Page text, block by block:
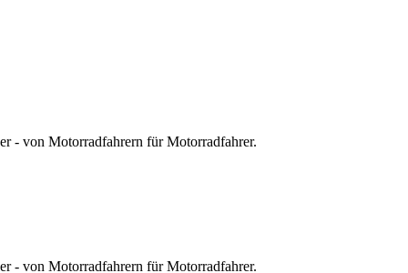
- von Motorradfahrern für Motorradfahrer.
- von Motorradfahrern für Motorradfahrer.